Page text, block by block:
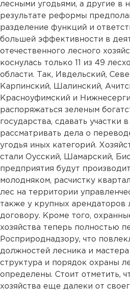
лесными угодьями, а другие в
результате реформы
разделение функций и
большей эффективности в
отечественного лесного
коснулась только 11 из 49
области. Так, Ивдельский,
Карпинский, Шалинский,
Красноуфимский и
распоряжаться зеленым
государства, сдавать участки
рассматривать дела о
угодья иных категорий.
стали Оусский, Шамарский,
предприятия будут
молодняком, расчистку
лес на территории
также у крупных арендаторов
договору. Кроме того,
хозяйства теперь полностью
Росприроднадзору, что
должностей лесника и
структура и порядок охраны
определены. Стоит отметить,
хозяйства еще далеки от